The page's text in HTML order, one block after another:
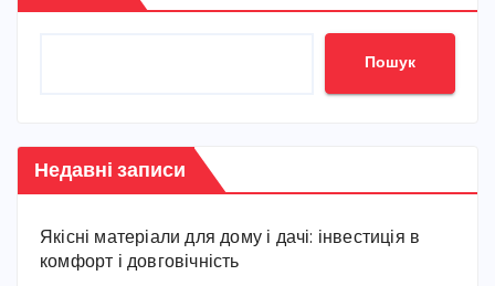
Пошук
Недавні записи
Якісні матеріали для дому і дачі: інвестиція в
комфорт і довговічність